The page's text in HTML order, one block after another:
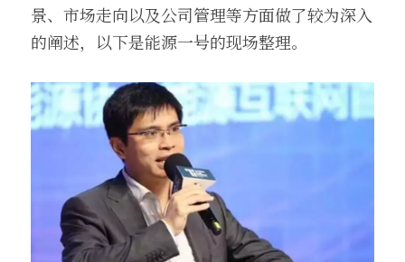
景、市场走向以及公司管理等方面做了较为深入
的阐述，以下是能源一号的现场整理。